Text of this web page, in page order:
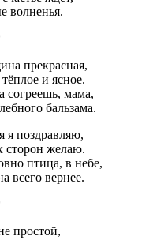
волненья.
прекрасная,
и ясное.
согреешь, мама,
бальзама.
я поздравляю,
сторон желаю.
птица, в небе,
всего вернее.
простой,